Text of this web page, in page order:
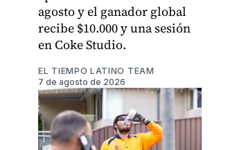
agosto y el ganador global
recibe $10.000 y una sesión
en Coke Studio.
EL TIEMPO LATINO TEAM
7 de agosto de 2026